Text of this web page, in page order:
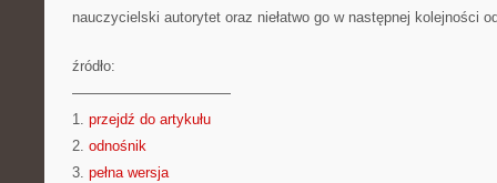
nauczycielski autorytet oraz niełatwo go w następnej kolejności
źródło:
———————————
1. przejdź do artykułu
2. odnośnik
3. pełna wersja